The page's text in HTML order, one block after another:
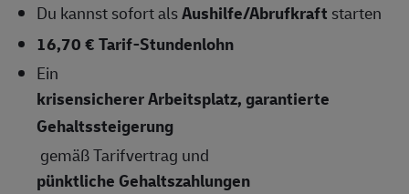
Du kannst sofort alsAushilfe/Abrufkraft starten
16,70 € Tarif-Stundenlohn
Ein
krisensicherer Arbeitsplatz, garantierte
Gehaltssteigerung
gemäß Tarifvertrag und
pünktliche Gehaltszahlungen